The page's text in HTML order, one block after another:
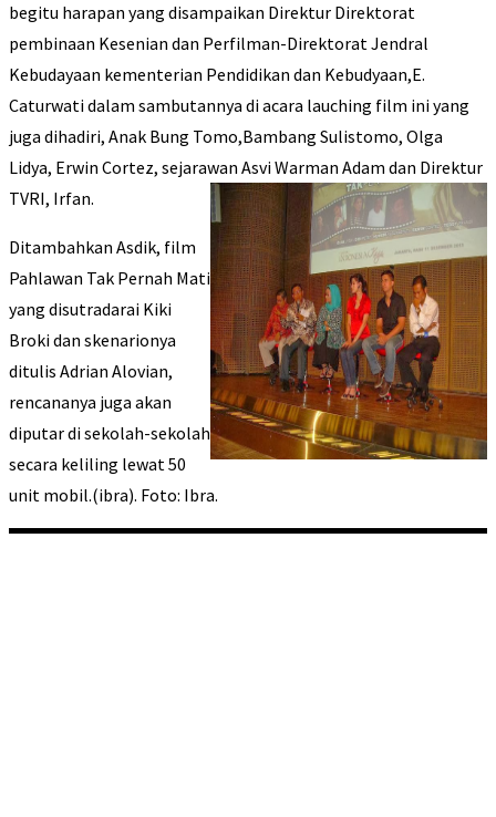
begitu harapan yang disampaikan Direktur Direktorat
pembinaan Kesenian dan Perfilman-Direktorat Jendral
Kebudayaan kementerian Pendidikan dan Kebudyaan,E.
Caturwati dalam sambutannya di acara lauching film ini yang
juga dihadiri, Anak Bung Tomo,Bambang Sulistomo, Olga
Lidya, Erwin Cortez, sejarawan Asvi Warman Adam dan Direktur
TVRI, Irfan.
Ditambahkan Asdik, film
Pahlawan Tak Pernah Mati
yang disutradarai Kiki
Broki dan skenarionya
ditulis Adrian Alovian,
rencananya juga akan
diputar di sekolah-sekolah
secara keliling lewat 50
unit mobil.(ibra). Foto: Ibra.